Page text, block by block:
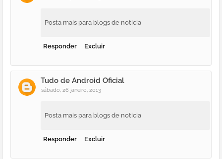
Posta mais para blogs de noticia
Responder Excluir
Tudo de Android Oficial
sábado, 26 janeiro, 2013
Posta mais para blogs de noticia
Responder Excluir